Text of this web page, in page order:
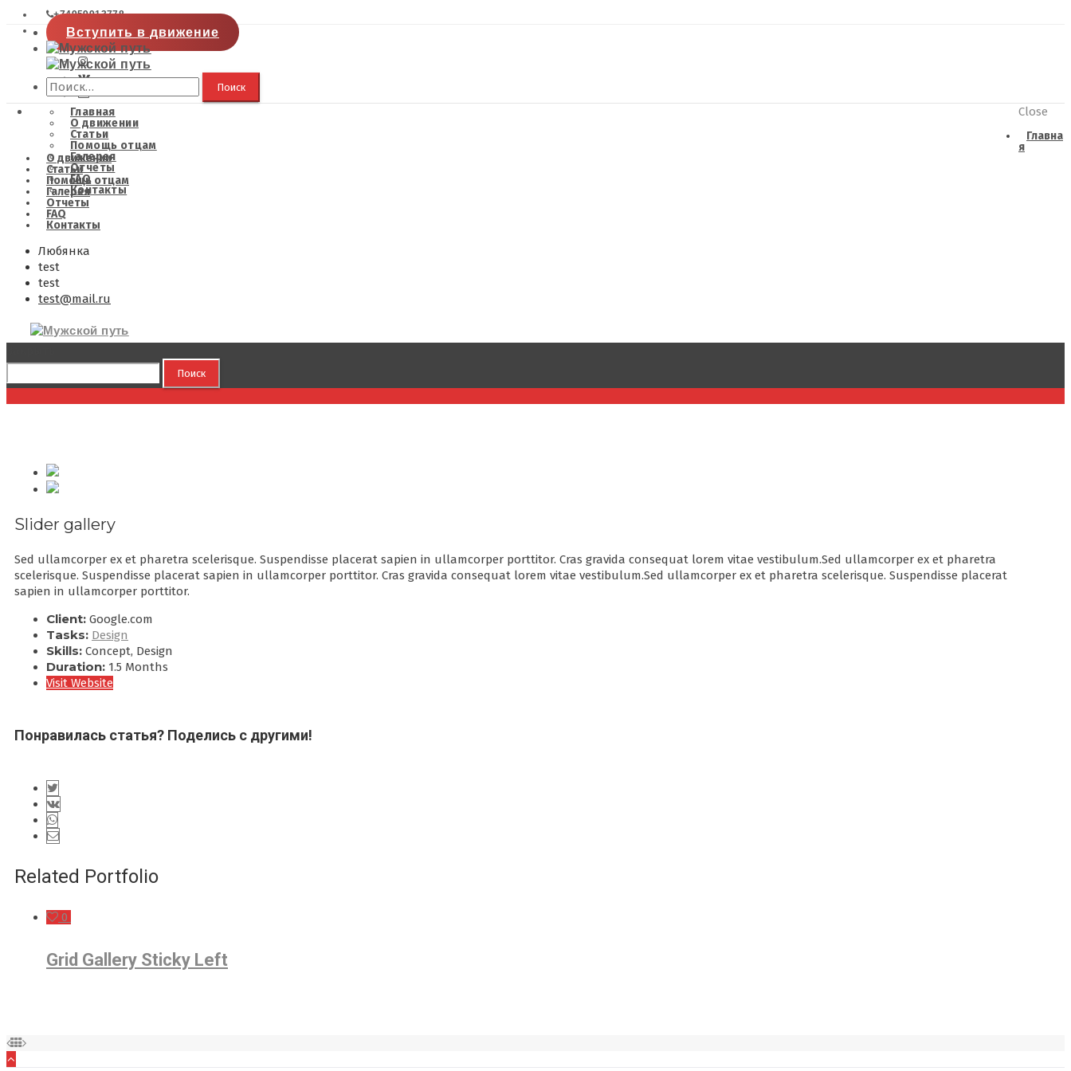
+74959913778
Вступить в движение
Найти:
Главная
О движении
Статьи
Помощь отцам
Галерея
Отчеты
FAQ
Контакты
Close
Главна
я
О движении
Статьи
Помощь отцам
Галерея
Отчеты
FAQ
Контакты
Любянка
test
test
test@mail.ru
Найти:
Slider gallery
Sed ullamcorper ex et pharetra scelerisque. Suspendisse placerat sapien in ullamcorper porttitor. Cras gravida consequat lorem vitae vestibulum.Sed ullamcorper ex et pharetra
scelerisque. Suspendisse placerat sapien in ullamcorper porttitor. Cras gravida consequat lorem vitae vestibulum.Sed ullamcorper ex et pharetra scelerisque. Suspendisse placerat
sapien in ullamcorper porttitor.
Client: Google.com
Tasks: Design
Skills: Concept, Design
Duration: 1.5 Months
Visit Website
Понравилась статья? Поделись с другими!
Related Portfolio
0
Grid Gallery Sticky Left